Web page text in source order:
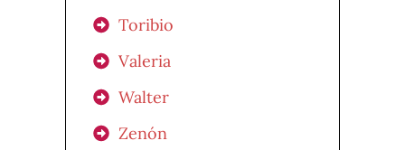
Toribio
Valeria
Walter
Zenón